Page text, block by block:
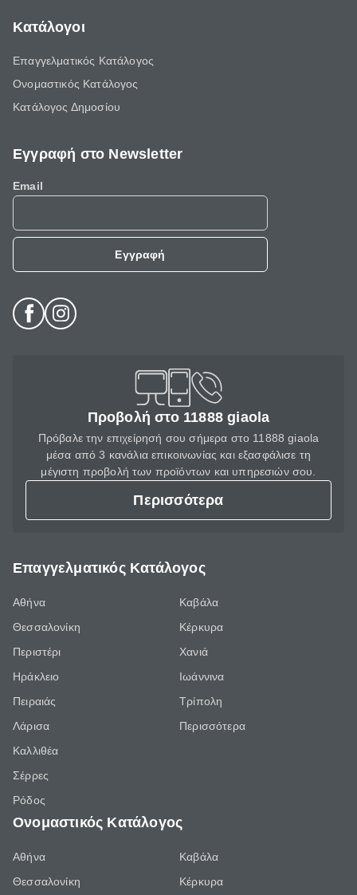
Κατάλογοι
Επαγγελματικός Κατάλογος
Ονομαστικός Κατάλογος
Κατάλογος Δημοσίου
Εγγραφή στο Newsletter
Email
Εγγραφή
Προβολή στο 11888 giaola
Πρόβαλε την επιχείρησή σου σήμερα στο 11888 giaola
μέσα από 3 κανάλια επικοινωνίας και εξασφάλισε τη
μέγιστη προβολή των προϊόντων και υπηρεσιών σου.
Περισσότερα
Επαγγελματικός Κατάλογος
Αθήνα
Θεσσαλονίκη
Περιστέρι
Ηράκλειο
Πειραιάς
Λάρισα
Καλλιθέα
Σέρρες
Ρόδος
Καβάλα
Κέρκυρα
Χανιά
Ιωάννινα
Τρίπολη
Περισσότερα
Ονομαστικός Κατάλογος
Αθήνα
Θεσσαλονίκη
Καβάλα
Κέρκυρα